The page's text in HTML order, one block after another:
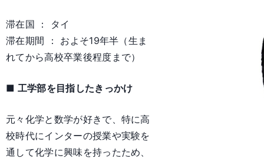
滞在国 ： タイ
滞在期間 ： およそ19年半（生ま
れてから高校卒業後程度まで）
■ 工学部を目指したきっかけ
元々化学と数学が好きで、特に高
校時代にインターの授業や実験を
通して化学に興味を持ったため、